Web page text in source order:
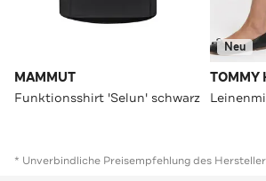
MAMMUT
Funktionsshirt 'Selun' schwarz
Neu
TOMMY
* Unverbindliche Preisempfehlung des